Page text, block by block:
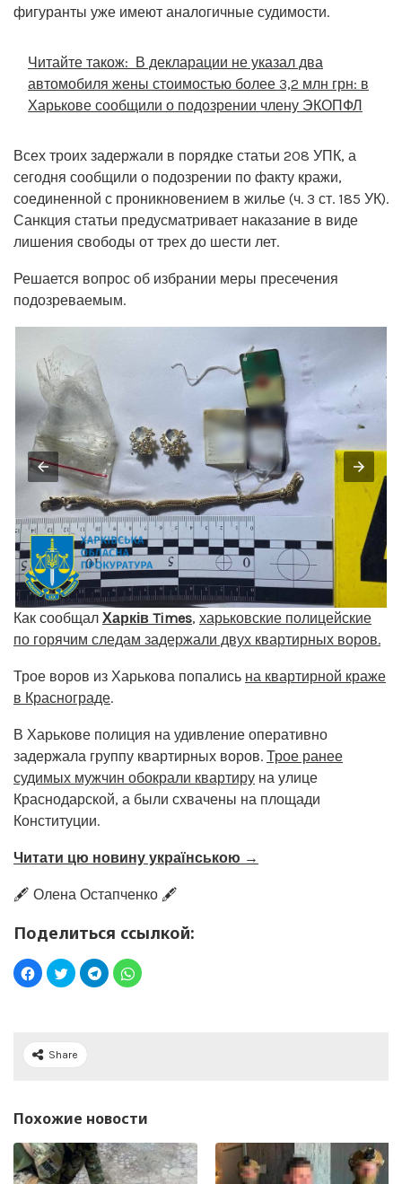
фигуранты уже имеют аналогичные судимости.
Читайте також: В декларации не указал два
автомобиля жены стоимостью более 3,2 млн грн: в
Харькове сообщили о подозрении члену ЭКОПФЛ
Всех троих задержали в порядке статьи 208 УПК, а
сегодня сообщили о подозрении по факту кражи,
соединенной с проникновением в жилье (ч. 3 ст. 185 УК).
Санкция статьи предусматривает наказание в виде
лишения свободы от трех до шести лет.
Решается вопрос об избрании меры пресечения
подозреваемым.
Как сообщал Харків Times, харьковские полицейские
по горячим следам задержали двух квартирных воров.
Трое воров из Харькова попались на квартирной краже
в Краснограде.
В Харькове полиция на удивление оперативно
задержала группу квартирных воров. Трое ранее
судимых мужчин обокрали квартиру на улице
Краснодарской, а были схвачены на площади
Конституции.
Читати цю новину українською →
🖋️ Олена Остапченко 🖋️
Поделиться ссылкой:
Share
Похожие новости